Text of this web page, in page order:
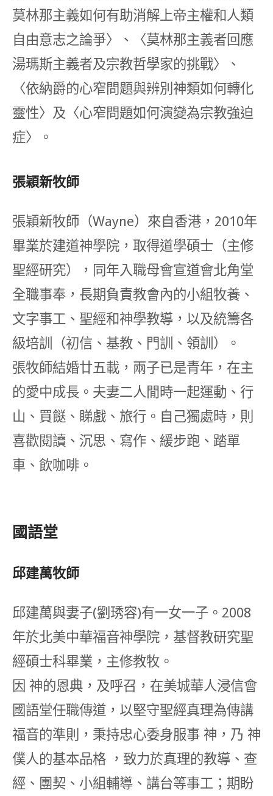
莫林那主義如何有助消解上帝主權和人類
自由意志之論爭〉、〈莫林那主義者回應
湯瑪斯主義者及宗教哲學家的挑戰〉、
〈依納爵的心窄問題與辨別神類如何轉化
靈性〉及〈心窄問題如何演變為宗教強迫
症〉。
張穎新牧師
張穎新牧師（Wayne）來自香港，2010年
畢業於建道神學院，取得道學碩士（主修
聖經研究），同年入職母會宣道會北角堂
全職事奉，長期負責教會內的小組牧養、
文字事工、聖經和神學教導，以及統籌各
級培訓（初信、基教、門訓、領訓）。
張牧師結婚廿五載，兩子已是青年，在主
的愛中成長。夫妻二人閒時一起運動、行
山、買餸、睇戲、旅行。自己獨處時，則
喜歡閱讀、沉思、寫作、緩步跑、踏單
車、飲咖啡。
國語堂
邱建萬牧師
邱建萬與妻子(劉琇容)有一女一子。2008
年於北美中華福音神學院，基督教研究聖
經碩士科畢業，主修教牧。
因 神的恩典，及呼召，在美城華人浸信會
國語堂任職傳道，以堅守聖經真理為傳講
福音的準則，秉持忠心委身服事 神，乃 神
僕人的基本品格 ，致力於真理的教導、查
經、團契、小組輔導、講台等事工；期盼